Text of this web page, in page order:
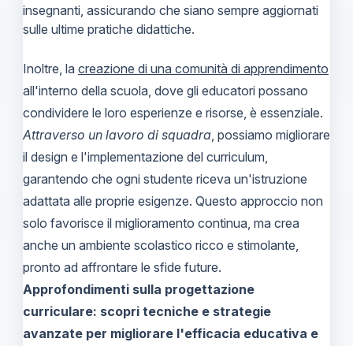
insegnanti, assicurando che siano sempre aggiornati
sulle ultime pratiche didattiche.
Inoltre, la creazione di una comunità di apprendimento
all'interno della scuola, dove gli educatori possano
condividere le loro esperienze e risorse, è essenziale.
Attraverso un lavoro di squadra , possiamo migliorare
il design e l'implementazione del curriculum,
garantendo che ogni studente riceva un'istruzione
adattata alle proprie esigenze. Questo approccio non
solo favorisce il miglioramento continua, ma crea
anche un ambiente scolastico ricco e stimolante,
pronto ad affrontare le sfide future.
Approfondimenti sulla progettazione
curriculare: scopri tecniche e strategie
avanzate per migliorare l'efficacia educativa e